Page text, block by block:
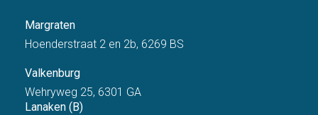
Margraten
Hoenderstraat 2 en 2b, 6269 BS
Valkenburg
Wehryweg 25, 6301 GA
Lanaken (B)